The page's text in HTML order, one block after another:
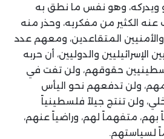
ويدركه، وهو نفس ما نطق به
الكثير من مفكريه، وحذر منه
المتقاعدين، ومعهم عدد
الإسرائيليين والدوليين، أن حربه
حقوقهم، ولن تفت في
ولن تدفعهم نحو اليأس
ولن تنتج جيلاً فلسطينياً
متفهماً لهم، وراضياً عنهم،
لسياستهم.